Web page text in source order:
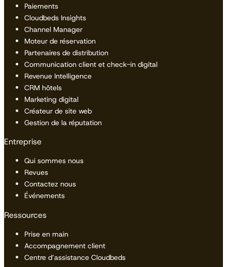
Paiements
Cloudbeds Insights
Channel Manager
Moteur de réservation
Partenaires de distribution
Communication client et check-in digital
Revenue Intelligence
CRM hôtels
Marketing digital
Créateur de site web
Gestion de la réputation
Entreprise
Qui sommes nous
Revues
Contactez nous
Événements
Ressources
Prise en main
Accompagnement client
Centre d’assistance Cloudbeds